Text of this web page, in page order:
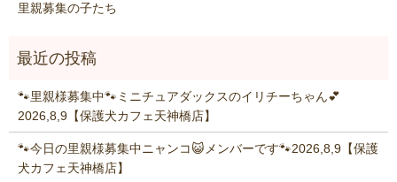
里親募集の子たち
🐾里親様募集中🐾ミニチュアダックスのイリチーちゃん💕
2026,8,9【保護犬カフェ天神橋店】
🐾今日の里親様募集中ニャンコ😺メンバーです🐾2026,8,9【保護
犬カフェ天神橋店】